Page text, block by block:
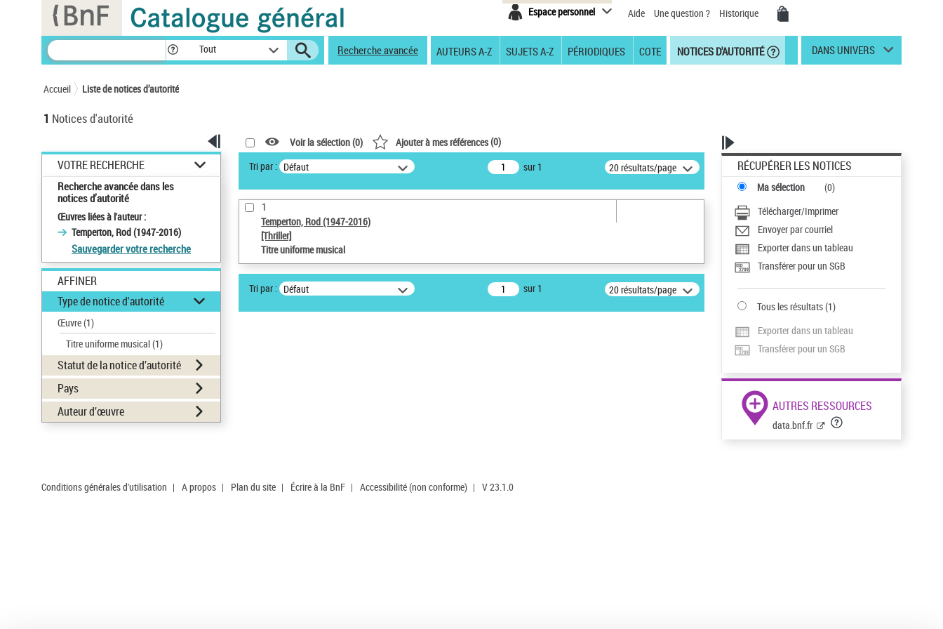
Espace personnel Aide Une question ? Historique
Tout Recherche avancée AUTEURS A-Z SUJETS A-Z PÉRIODIQUES COTE NOTICES D'AUTORITÉ DANS UNIVERS
Accueil Liste de notices d’autorité
1 Notices d'autorité
VOTRE RECHERCHE
Recherche avancée dans les
notices d’autorité
Œuvres liées à l'auteur :
Temperton, Rod (1947-2016)
Sauvegarder votre recherche
AFFINER
Type de notice d'autorité
Œuvre(1)
Titre uniforme musical(1)
Statut de la notice d’autorité
Pays
Auteur d’œuvre
Voir la sélection (0) Ajouter à mes références(0)
Tri par : Défaut sur 1 20 résultats/page
1
Temperton, Rod (1947-2016)
[Thriller]
Titre uniforme musical
Tri par : Défaut sur 1 20 résultats/page
RÉCUPÉRER LES NOTICES
Ma sélection (0)
Télécharger/Imprimer
Envoyer par courriel
Exporter dans un tableau
Transférer pour un SGB
Tous les résultats(1)
Exporter dans un tableau
Transférer pour un SGB
AUTRES RESSOURCES
data.bnf.fr
Conditions générales d'utilisation | A propos | Plan du site | Écrire à la BnF | Accessibilité (non conforme) | V 23.1.0
Panneau de gestion des cookies